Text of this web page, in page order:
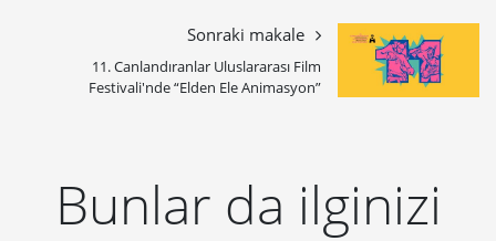
Sonraki makale
11. Canlandıranlar Uluslararası Film
Festivali'nde “Elden Ele Animasyon”
Bunlar da ilginizi